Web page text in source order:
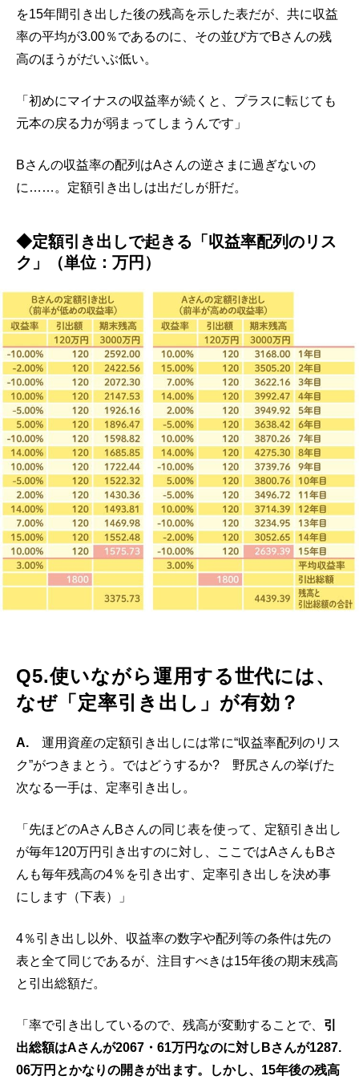
を15年間引き出した後の残高を示した表だが、共に収益
率の平均が3.00％であるのに、その並び方でBさんの残
高のほうがだいぶ低い。
「初めにマイナスの収益率が続くと、プラスに転じても
元本の戻る力が弱まってしまうんです」
Bさんの収益率の配列はAさんの逆さまに過ぎないの
に……。定額引き出しは出だしが肝だ。
◆定額引き出しで起きる「収益率配列のリス
ク」（単位：万円）
Q5.使いながら運用する世代には、
なぜ「定率引き出し」が有効？
A. 運用資産の定額引き出しには常に“収益率配列のリス
ク”がつきまとう。ではどうするか? 野尻さんの挙げた
次なる一手は、定率引き出し。
「先ほどのAさんBさんの同じ表を使って、定額引き出し
が毎年12‌0万円引き出すのに対し、ここではAさんもBさ
んも毎年残高の4％を引き出す、定率引き出しを決め事
にします（下表）」
4％引き出し以外、収益率の数字や配列等の条件は先の
表と全て同じであるが、注目すべきは15年後の期末残高
と引出総額だ。
「率で引き出しているので、残高が変動することで、 引
出総額はAさんが2067・61万円なのに対しBさんが1287.
06万円とかなりの開きが出ます。しかし、15年後の残高